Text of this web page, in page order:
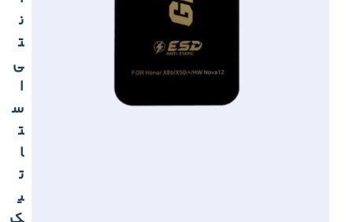
ن
ت
ی
ا
س
ت
ا
ت
ی